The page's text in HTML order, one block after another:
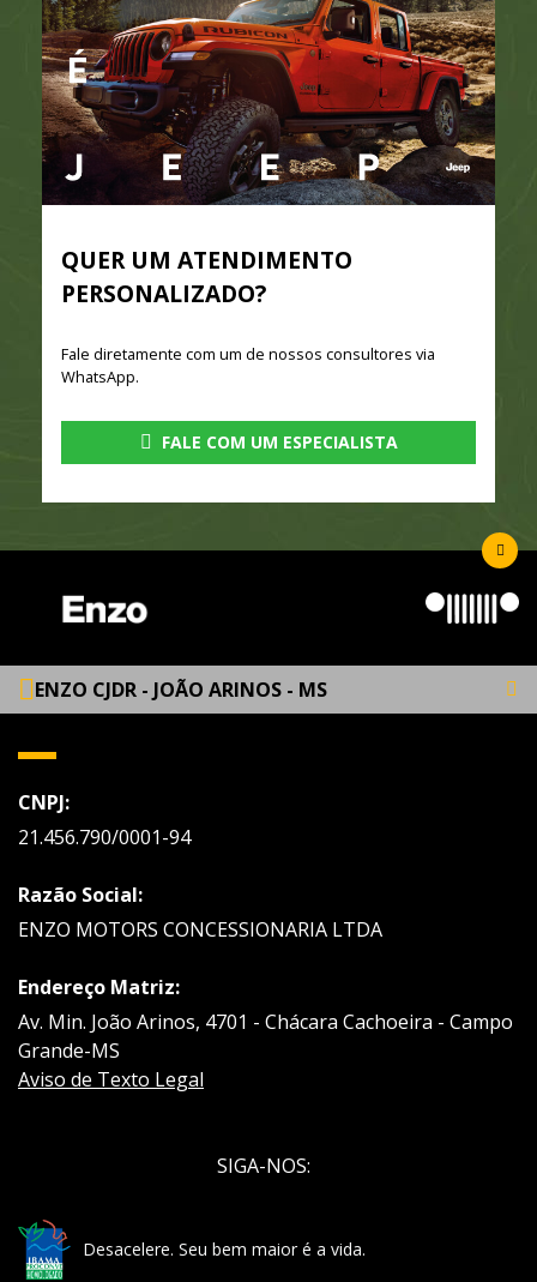
QUER UM ATENDIMENTO
PERSONALIZADO?
Fale diretamente com um de nossos consultores via
WhatsApp.
FALE COM UM ESPECIALISTA
ENZO CJDR - JOÃO ARINOS - MS
CNPJ:
21.456.790/0001-94
Razão Social:
ENZO MOTORS CONCESSIONARIA LTDA
Endereço Matriz:
Av. Min. João Arinos, 4701 - Chácara Cachoeira - Campo
Grande-MS
Aviso de Texto Legal
SIGA-NOS:
Desacelere. Seu bem maior é a vida.